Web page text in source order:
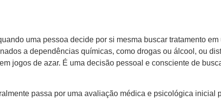
uma pessoa decide por si mesma buscar tratamento em
a dependências químicas, como drogas ou álcool, ou
jogos de azar. É uma decisão pessoal e consciente de
passa por uma avaliação médica e psicológica inicial